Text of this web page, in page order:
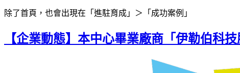
除了首頁，也會出現在「進駐育成」＞「成功案例」
【企業動態】本中心畢業廠商「伊勒伯科